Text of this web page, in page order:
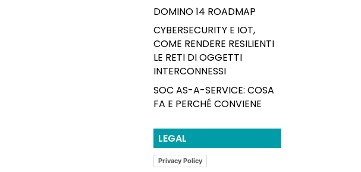
DOMINO 14 ROADMAP
CYBERSECURITY E IOT,
COME RENDERE RESILIENTI
LE RETI DI OGGETTI
INTERCONNESSI
SOC AS-A-SERVICE: COSA
FA E PERCHÉ CONVIENE
LEGAL
Privacy Policy